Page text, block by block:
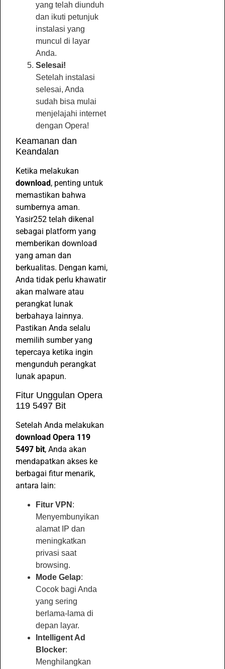
yang telah diunduh
dan ikuti petunjuk
instalasi yang
muncul di layar
Anda.
Selesai!
Setelah instalasi
selesai, Anda
sudah bisa mulai
menjelajahi internet
dengan Opera!
Keamanan dan
Keandalan
Ketika melakukan
download , penting untuk
memastikan bahwa
sumbernya aman.
Yasir252 telah dikenal
sebagai platform yang
memberikan download
yang aman dan
berkualitas. Dengan kami,
Anda tidak perlu khawatir
akan malware atau
perangkat lunak
berbahaya lainnya.
Pastikan Anda selalu
memilih sumber yang
tepercaya ketika ingin
mengunduh perangkat
lunak apapun.
Fitur Unggulan Opera
119 5497 Bit
Setelah Anda melakukan
download Opera 119
5497 bit, Anda akan
mendapatkan akses ke
berbagai fitur menarik,
antara lain:
Fitur VPN :
Menyembunyikan
alamat IP dan
meningkatkan
privasi saat
browsing.
Mode Gelap:
Cocok bagi Anda
yang sering
berlama-lama di
depan layar.
Intelligent Ad
Blocker:
Menghilangkan